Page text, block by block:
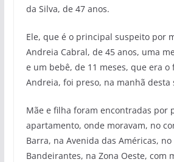
da Silva, de 47 anos.
Ele, que é o principal suspeito por
Andreia Cabral, de 45 anos, uma
e um bebê, de 11 meses, que era o
Andreia, foi preso, na manhã desta
Mãe e filha foram encontradas por
apartamento, onde moravam, no
Barra, na Avenida das Américas, no
Bandeirantes, na Zona Oeste, com